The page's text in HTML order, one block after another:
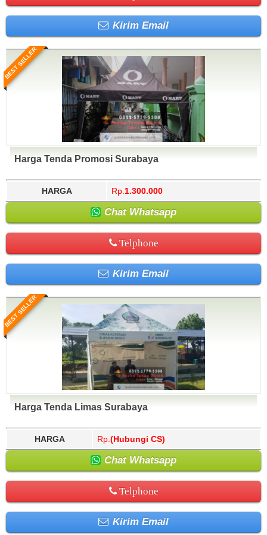
Kirim Email
BEST SELLER
Harga Tenda Promosi Surabaya
HARGA Rp. 1.300.000
Chat Whatsapp
Telphone
Kirim Email
BEST SELLER
Harga Tenda Limas Surabaya
HARGA Rp. (Hubungi CS)
Chat Whatsapp
Telphone
Kirim Email